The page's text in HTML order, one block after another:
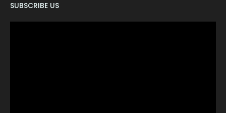
SUBSCRIBE US